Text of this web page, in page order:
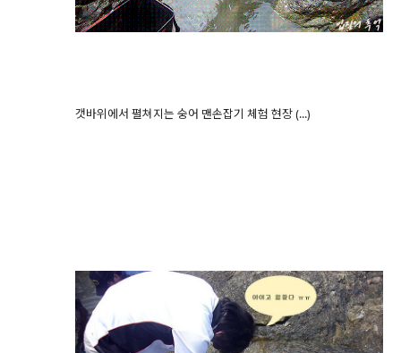
갯바위에서 펼쳐지는 숭어 맨손잡기 체험 현장 (...)